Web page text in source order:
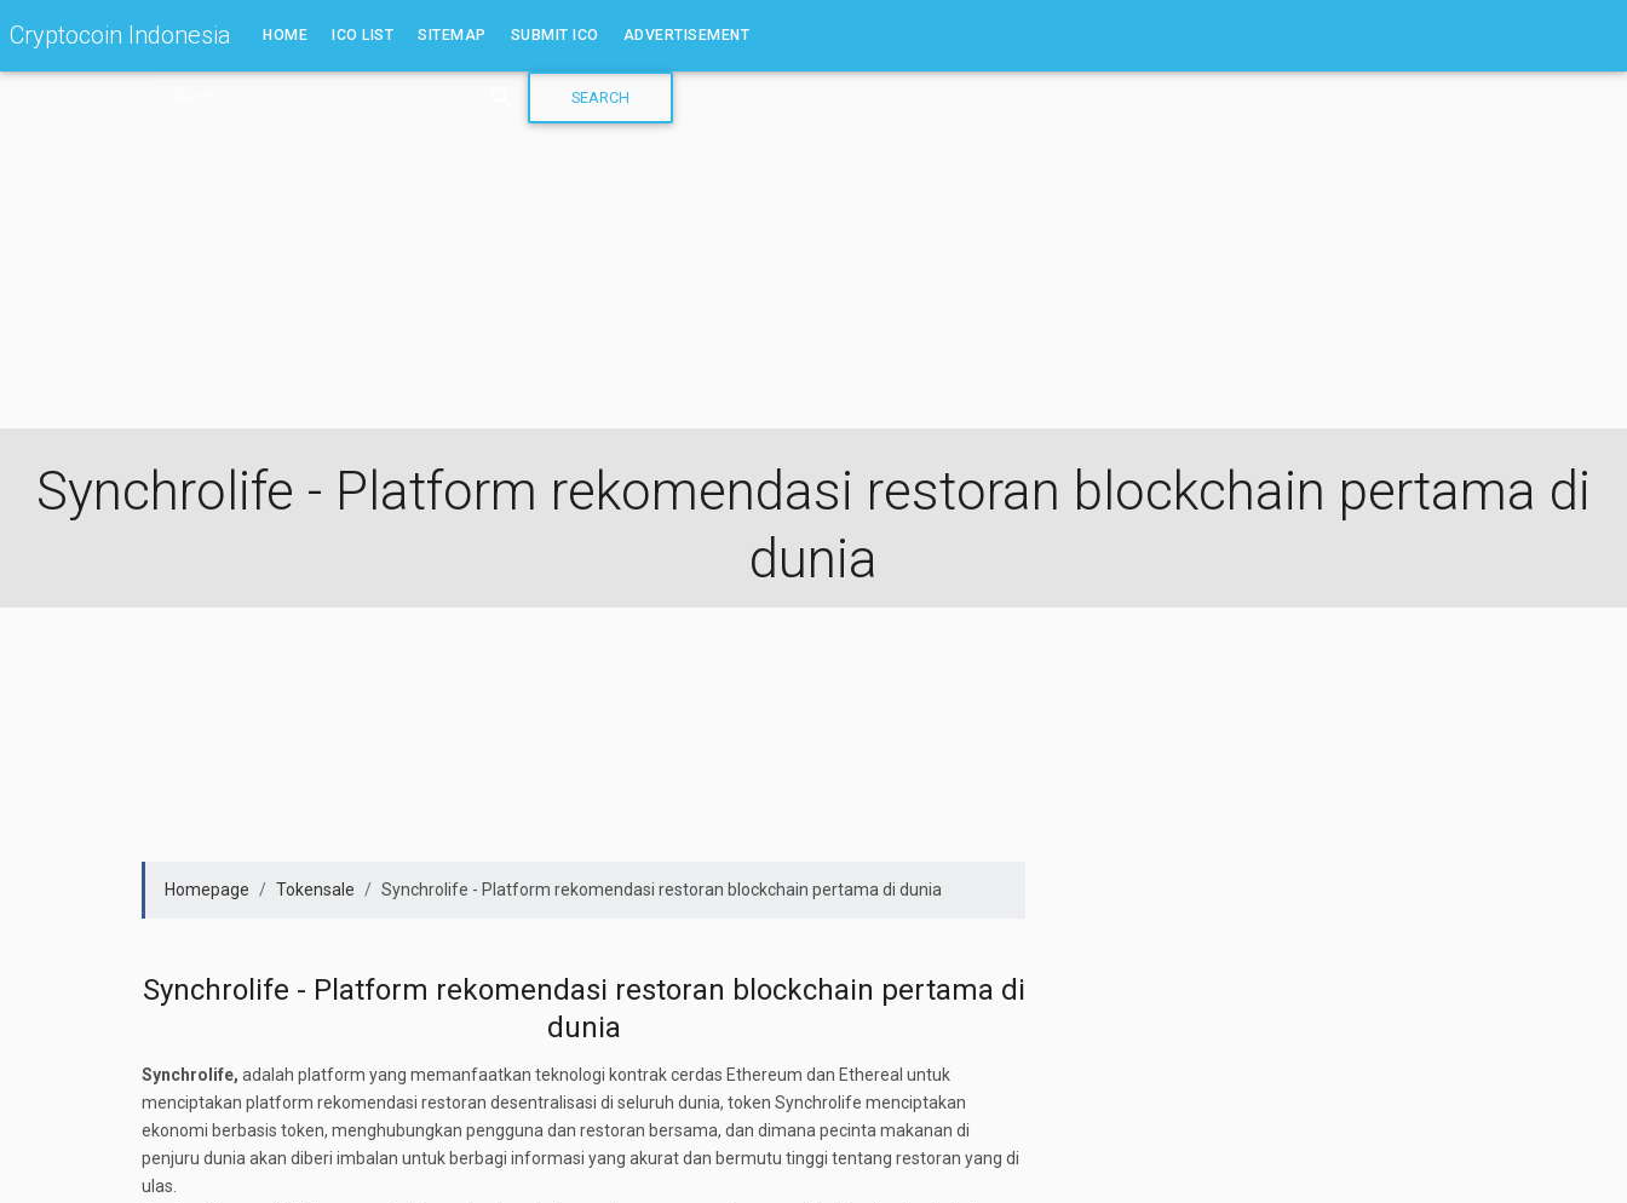
to
content
Cryptocoin Indonesia HOME ICO LIST SITEMAP SUBMIT ICO ADVERTISEMENT
Synchrolife - Platform rekomendasi restoran blockchain pertama di
dunia
Homepage Tokensale Synchrolife - Platform rekomendasi restoran blockchain pertama di dunia
Synchrolife - Platform rekomendasi restoran blockchain pertama di
dunia
Synchrolife, adalah platform yang memanfaatkan teknologi kontrak cerdas Ethereum dan Ethereal untuk
menciptakan platform rekomendasi restoran desentralisasi di seluruh dunia, token Synchrolife menciptakan
ekonomi berbasis token, menghubungkan pengguna dan restoran bersama, dan dimana pecinta makanan di
penjuru dunia akan diberi imbalan untuk berbagi informasi yang akurat dan bermutu tinggi tentang restoran yang di
ulas.